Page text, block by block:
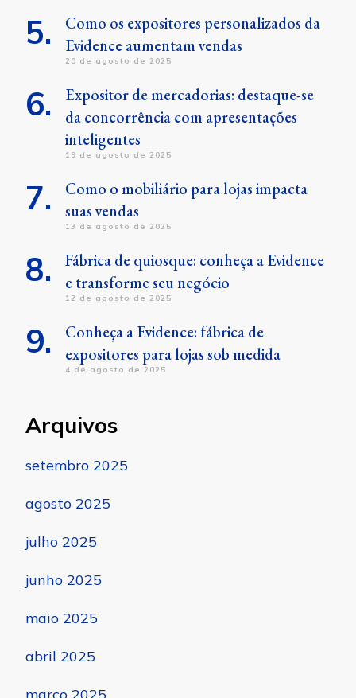
Como os expositores personalizados da
Evidence aumentam vendas
20 de agosto de 2025
Expositor de mercadorias: destaque-se
da concorrência com apresentações
inteligentes
19 de agosto de 2025
Como o mobiliário para lojas impacta
suas vendas
13 de agosto de 2025
Fábrica de quiosque: conheça a Evidence
e transforme seu negócio
12 de agosto de 2025
Conheça a Evidence: fábrica de
expositores para lojas sob medida
4 de agosto de 2025
Arquivos
setembro 2025
agosto 2025
julho 2025
junho 2025
maio 2025
abril 2025
março 2025